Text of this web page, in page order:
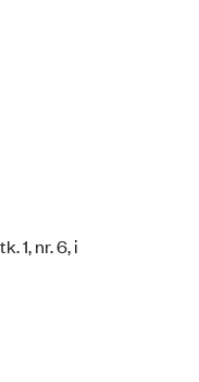
1, nr. 6, i